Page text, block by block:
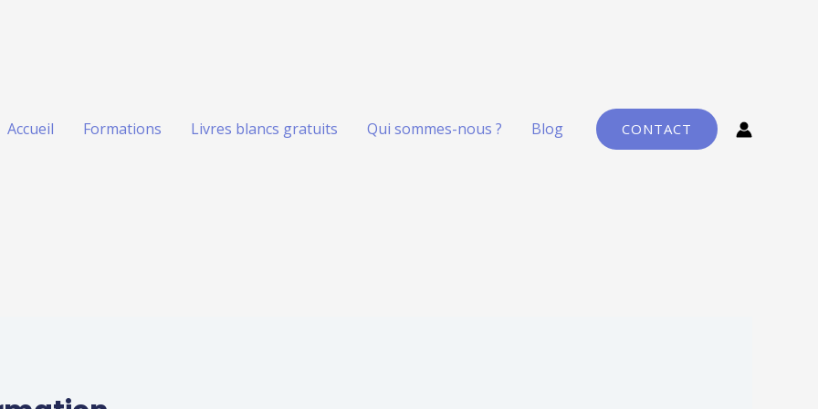
Accueil Formations Livres blancs gratuits Qui sommes-nous ? Blog CONTACT